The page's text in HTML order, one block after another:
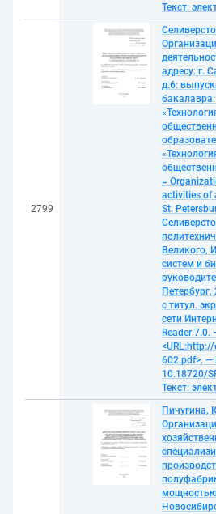
Текст:
2799
адресу: г.
д.6:
=
activities of
St.
Великого,
систем и
с титул.
сети
Reader 7.0.
602.pdf>. —
10.18720/
Текст:
Пичугина,
мощностью